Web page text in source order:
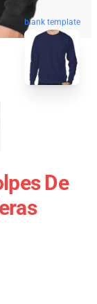
blank template
De